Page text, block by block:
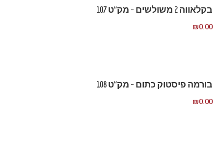
בקלאווה 2 משולשים – מק”ט 107
₪0.00
בורמה פיסטוק כתום – מק”ט 108
₪0.00